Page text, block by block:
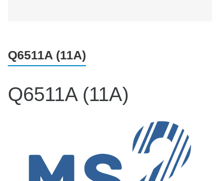
Q6511A (11A)
Q6511A (11A)